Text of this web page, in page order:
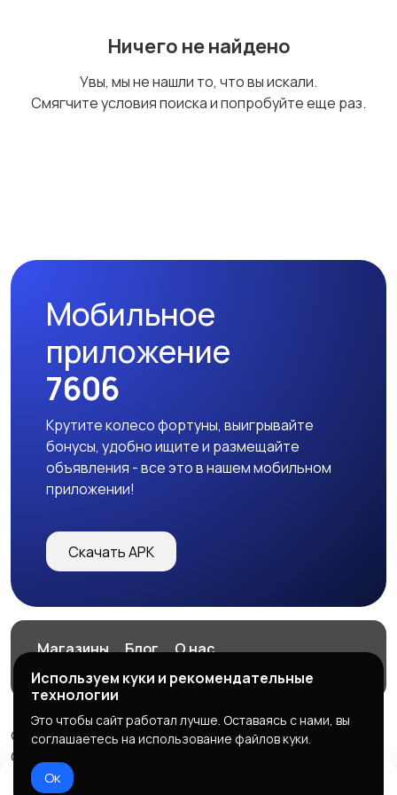
Ничего не найдено
Увы, мы не нашли то, что вы искали.
Смягчите условия поиска и попробуйте еще раз.
Мобильное
приложение
7606
Крутите колесо фортуны, выигрывайте
бонусы, удобно ищите и размещайте
объявления - все это в нашем мобильном
приложении!
Скачать APK
Магазины Блог
О нас
Служба поддержки
© 2026 7606
ООО "СИСТЕМА", ОГРН: 1127328000183
Правила сервиса
Используем куки и рекомендательные
технологии
Это чтобы сайт работал лучше. Оставаясь с нами, вы
соглашаетесь на использование файлов куки.
Ок